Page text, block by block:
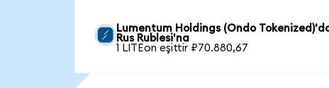
Lumentum Holdings (Ondo
Rus Rublesi'na
1 LITEon eşittir ₽70.880,67